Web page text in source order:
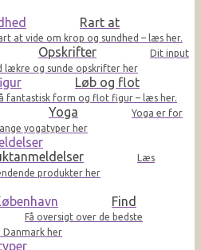
Rart at
at vide om krop og sundhed – læs her.
Opskrifter
Dit input
lækre og sunde opskrifter her
Løb og flot
fantastisk form og flot figur – læs her.
Yoga
Yoga er for
yogatyper her
Læs
produkter her
Find
Få oversigt over de bedste
Danmark her